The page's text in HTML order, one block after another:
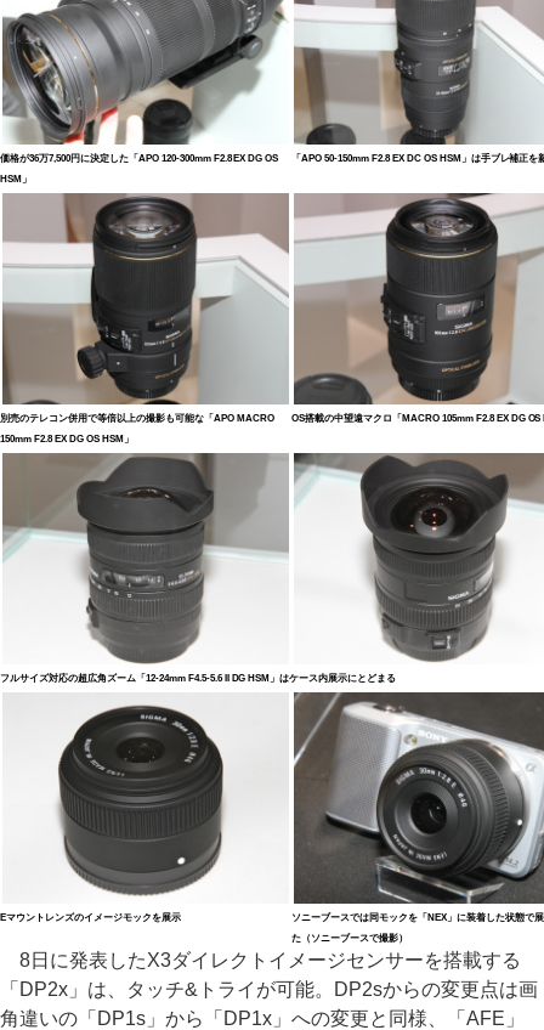
価格が36万7,500円に決定した「APO 120-300mm F2.8 EX DG OS
HSM」
「APO 50-150mm F2.8 EX DC OS HSM」は手ブレ補正を
別売のテレコン併用で等倍以上の撮影も可能な「APO MACRO
150mm F2.8 EX DG OS HSM」
OS搭載の中望遠マクロ「MACRO 105mm F2.8 EX DG OS
フルサイズ対応の超広角ズーム「12-24mm F4.5-5.6 II DG HSM」はケース内展示にとどまる
Eマウントレンズのイメージモックを展示
ソニーブースでは同モックを「NEX」に装着した状態で
た（ソニーブースで撮影）
8日に発表したX3ダイレクトイメージセンサーを搭載する
「DP2x」は、タッチ&トライが可能。DP2sからの変更点は画
角違いの「DP1s」から「DP1x」への変更と同様、「AFE」